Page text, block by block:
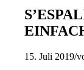
15. Juli 2019/